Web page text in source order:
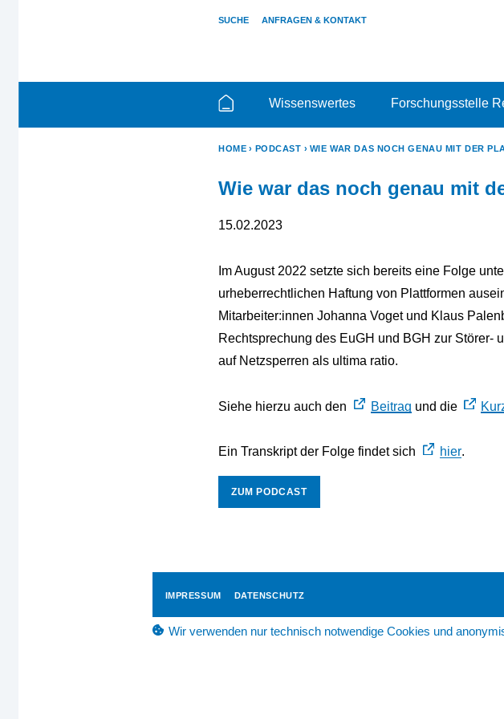
SUCHE ANFRAGEN & KONTAKT
Wissenswertes Forschungsstelle
HOME PODCAST WIE WAR DAS NOCH GENAU MIT DER
Wie war das noch genau mit
15.02.2023
Im August 2022 setzte sich bereits eine Folge
urheberrechtlichen Haftung von Plattformen
Mitarbeiter:innen Johanna Voget und Klaus
Rechtsprechung des EuGH und BGH zur Störer-
auf Netzsperren als ultima ratio.
Siehe hierzu auch den Beitrag und die
Ein Transkript der Folge findet sich hier.
ZUM PODCAST
IMPRESSUM DATENSCHUTZ
Wir verwenden nur technisch notwendige Cookies und